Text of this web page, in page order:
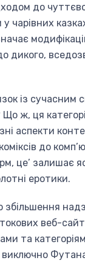
до
у чарівних
дикого,
із сучасним
ж, ця
аспекти
до
це’ залишає
еротики.
збільшення
веб-
та